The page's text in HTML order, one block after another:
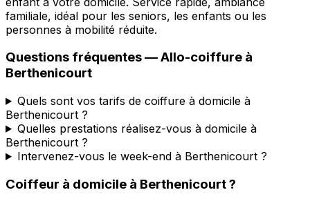
familiale, idéal pour les seniors, les enfants ou les
personnes à mobilité réduite.
Questions fréquentes —Allo-coiffure à
Berthenicourt
Quels sont vos tarifs de coiffure à domicile à
Berthenicourt ?
Quelles prestations réalisez-vous à domicile à
Berthenicourt ?
Intervenez-vous le week-end à Berthenicourt ?
Coiffeur à domicile à Berthenicourt?